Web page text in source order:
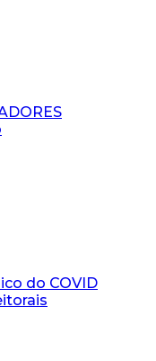
do COVID